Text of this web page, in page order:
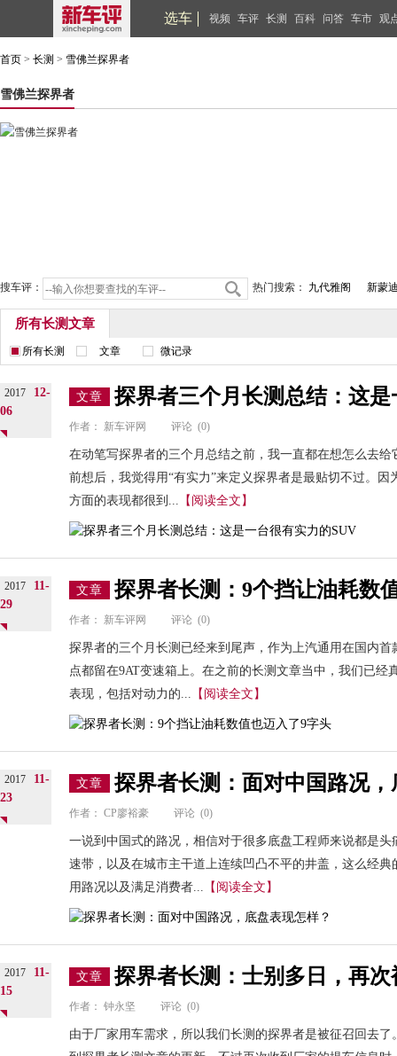
选车 视频 车评 长测 百科 问答 车市 观
首页 > 长测 > 雪佛兰探界者
雪佛兰探界者
搜车评： 热门搜索： 九代雅阁 新蒙
所有长测文章
所有长测 文章 微记录
2017
12-
06
文章 探界者三个月长测总结：这
作者： 新车评网 评论 (0)
在动笔写探界者的三个月总结之前，我一直都在想怎么去
前想后，我觉得用“有实力”来定义探界者是最贴切不过。
方面的表现都很到... 【阅读全文】
2017
11-
29
文章 探界者长测：9个挡让油耗数
作者： 新车评网 评论 (0)
探界者的三个月长测已经来到尾声，作为上汽通用在国内
点都留在9AT变速箱上。在之前的长测文章当中，我们已经
表现，包括对动力的... 【阅读全文】
2017
11-
23
文章 探界者长测：面对中国路况
作者： CP廖裕豪 评论 (0)
一说到中国式的路况，相信对于很多底盘工程师来说都是
速带，以及在城市主干道上连续凹凸不平的井盖，这么经
用路况以及满足消费者... 【阅读全文】
2017
11-
15
文章 探界者长测：士别多日，再
作者： 钟永坚 评论 (0)
由于厂家用车需求，所以我们长测的探界者是被征召回去